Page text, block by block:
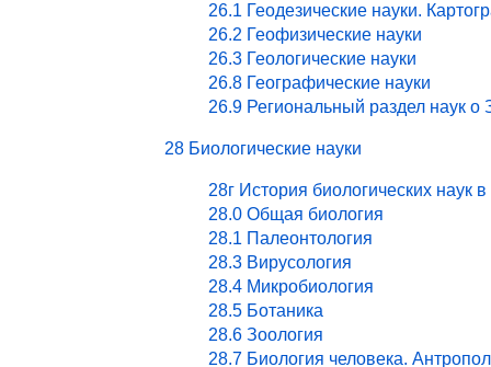
26.1 Геодезические науки.
26.2 Геофизические науки
26.3 Геологические науки
26.8 Географические науки
26.9 Региональный раздел наук о
28 Биологические науки
28г История биологических наук
28.0 Общая биология
28.1 Палеонтология
28.3 Вирусология
28.4 Микробиология
28.5 Ботаника
28.6 Зоология
28.7 Биология человека.